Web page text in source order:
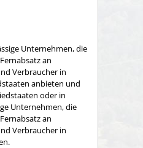
Unternehmen, die
an
Verbraucher in
anbieten und
oder in
Unternehmen, die
an
Verbraucher in